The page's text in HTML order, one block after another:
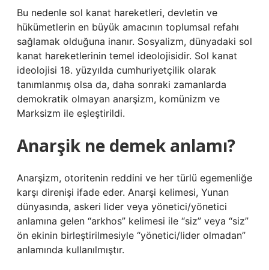
Bu nedenle sol kanat hareketleri, devletin ve
hükümetlerin en büyük amacının toplumsal refahı
sağlamak olduğuna inanır. Sosyalizm, dünyadaki sol
kanat hareketlerinin temel ideolojisidir. Sol kanat
ideolojisi 18. yüzyılda cumhuriyetçilik olarak
tanımlanmış olsa da, daha sonraki zamanlarda
demokratik olmayan anarşizm, komünizm ve
Marksizm ile eşleştirildi.
Anarşik ne demek anlamı?
Anarşizm, otoritenin reddini ve her türlü egemenliğe
karşı direnişi ifade eder. Anarşi kelimesi, Yunan
dünyasında, askeri lider veya yönetici/yönetici
anlamına gelen “arkhos” kelimesi ile “siz” veya “siz”
ön ekinin birleştirilmesiyle “yönetici/lider olmadan”
anlamında kullanılmıştır.